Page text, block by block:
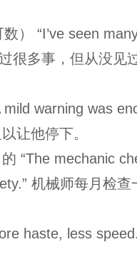
） “I’ve seen
很多事，但从没见
mild warning was
让他停下。
“The mechanic
机械师每月检查
haste, less